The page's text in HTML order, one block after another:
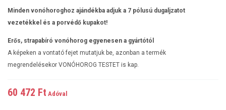
Minden vonóhoroghoz ajándékba adjuk a 7 pólusú dugaljzatot
vezetékkel és a porvédő kupakot!
Erős, strapabíró vonóhorog egyenesen a gyártótól
A képeken a vontató fejet mutatjuk be, azonban a termék
megrendelésekor VONÓHOROG TESTET is kap.
60 472 Ft‎ Adóval